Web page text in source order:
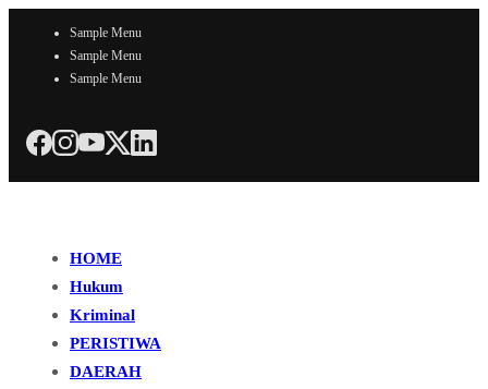
Sample Menu
Sample Menu
Sample Menu
HOME
Hukum
Kriminal
PERISTIWA
DAERAH